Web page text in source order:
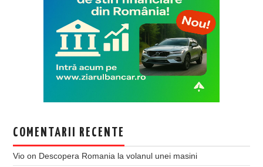
COMENTARII RECENTE
Vio on Descopera Romania la volanul unei masini